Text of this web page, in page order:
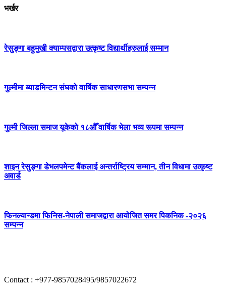
भर्खर
रेसुङ्गा बहुमुखी क्याम्पसद्वारा उत्कृष्ट विद्यार्थीहरुलाई सम्मान
गुल्मीमा ब्याडमिन्टन संघको वार्षिक साधारणसभा सम्पन्न
गुल्मी जिल्ला समाज यूकेको १८औँ वार्षिक भेला भव्य रूपमा सम्पन्न
शाइन रेसुङ्गा डेभलपमेन्ट बैंकलाई अन्तर्राष्ट्रिय सम्मान, तीन विधामा उत्कृष्ट
अवार्ड
फिनल्यान्डमा फिनिस-नेपाली समाजद्वारा आयोजित समर पिकनिक -२०२६
सम्पन्न
Contact : +977-9857028495/9857022672